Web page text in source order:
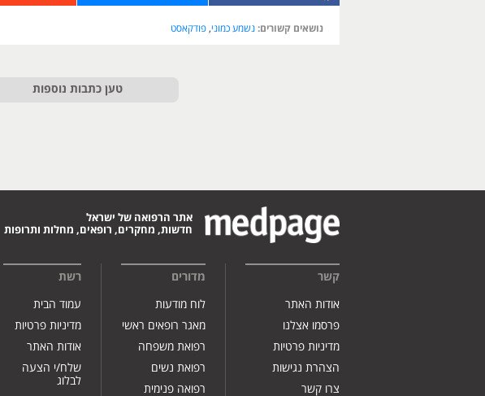
נושאים קשורים: נשמע כמוני,פודקאסט
טען כתבות נוספות
אתר הרפואה של ישראל
חדשות, מחקרים, רופאים, מחלות ותרופות
קשר
אודות האתר
פרסמו אצלנו
מדיניות פרטיות
הצהרת נגישות
צרו קשר
מדורים
לוח מודעות
מאגר רופאים ראשי
רפואת משפחה
רפואת נשים
רפואה פנימית
רשת
עמוד הבית
מדיניות פרטיות
אודות האתר
שלח/י הצעה
לבלוג